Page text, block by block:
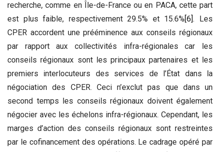
recherche, comme en Île-de-France ou en PACA, cette part
est plus faible, respectivement 29.5% et 15.6% [6]. Les
CPER accordent une prééminence aux conseils régionaux
par rapport aux collectivités infra-régionales car les
conseils régionaux sont les principaux partenaires et les
premiers interlocuteurs des services de l’État dans la
négociation des CPER. Ceci n’exclut pas que dans un
second temps les conseils régionaux doivent également
négocier avec les échelons infra-régionaux. Cependant, les
marges d’action des conseils régionaux sont restreintes
par le cofinancement des opérations. Le cadrage opéré par